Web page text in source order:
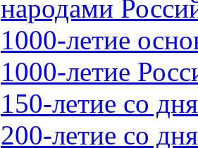
народами
1000-летие
1000-летие
150-летие со
200-летие со